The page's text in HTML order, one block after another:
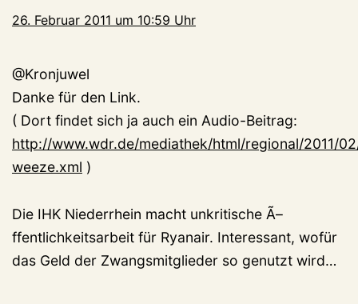
26. Februar 2011 um 10:59 Uhr
@Kronjuwel
Danke für den Link.
( Dort findet sich ja auch ein Audio-Beitrag:
http://www.wdr.de/mediathek/html/regional/2011/
weeze.xml )
Die IHK Niederrhein macht unkritische Ã–
ffentlichkeitsarbeit für Ryanair. Interessant, wofür
das Geld der Zwangsmitglieder so genutzt wird…